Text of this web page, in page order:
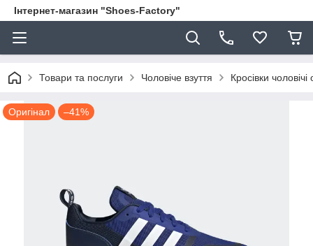
Інтернет-магазин "Shoes-Factory"
Товари та послуги Чоловіче взуття Кросівки чоловічі
Оригінал –41%